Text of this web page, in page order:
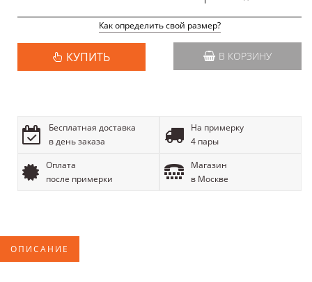
Как определить свой размер?
КУПИТЬ В КОРЗИНУ
Бесплатная доставка
в день заказа
На примерку
4 пары
Оплата
после примерки
Магазин
в Москве
ОПИСАНИЕ